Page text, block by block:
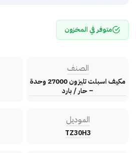
متوفر في المخزون
الصنف
مكيف اسبلت تليزون 27000 وحدة
– حار / بارد
الموديل
TZ30H3